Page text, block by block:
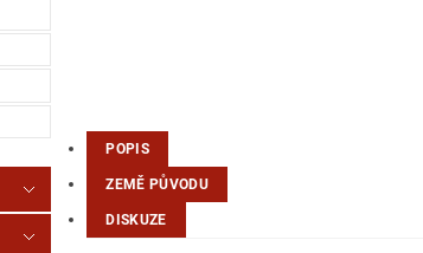
POPIS
ZEMĚ PŮVODU
DISKUZE